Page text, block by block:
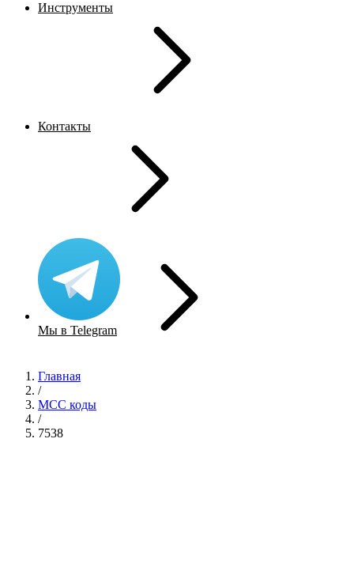
Инструменты
Контакты
Мы в Telegram
Главная
/
MCC коды
/
7538